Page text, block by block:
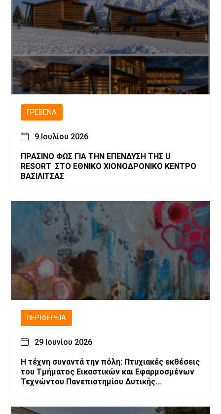
ΓΡΕΒΕΝΆ
9 Ιουλίου 2026
ΠΡΑΣΙΝΟ ΦΩΣ ΓΙΑ ΤΗΝ ΕΠΕΝΔΥΣΗ ΤΗΣ U
RESORT ΣΤΟ ΕΘΝΙΚΟ ΧΙΟΝΟΔΡΟΝΙΚΟ ΚΕΝΤΡΟ
ΒΑΣΙΛΙΤΣΑΣ
ΠΕΡΙΦΈΡΕΙΑ
29 Ιουνίου 2026
Η τέχνη συναντά την πόλη: Πτυχιακές εκθέσεις
του Τμήματος Εικαστικών και Εφαρμοσμένων
Τεχνώντου Πανεπιστημίου Δυτικής